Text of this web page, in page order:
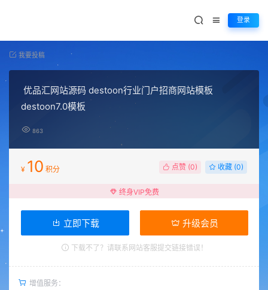
登录
我要投稿
优品汇网站源码 destoon行业门户招商网站模板
destoon7.0模板
863
¥ 10 积分 点赞 (0) 收藏 (0)
终身VIP免费
立即下载 升级会员
下载不了？请联系网站客服提交链接错误！
增值服务：